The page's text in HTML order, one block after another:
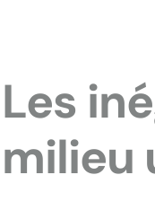
Les
milieu